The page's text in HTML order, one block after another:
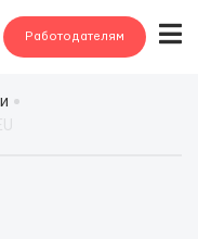
Работодателям